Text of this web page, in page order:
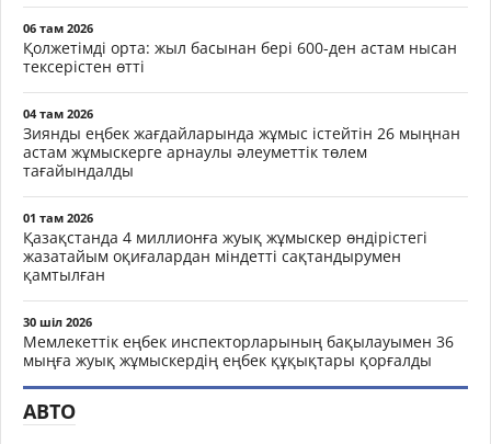
06 там 2026
Қолжетімді орта: жыл басынан бері 600-ден астам нысан
тексерістен өтті
04 там 2026
Зиянды еңбек жағдайларында жұмыс істейтін 26 мыңнан
астам жұмыскерге арнаулы әлеуметтік төлем
тағайындалды
01 там 2026
Қазақстанда 4 миллионға жуық жұмыскер өндірістегі
жазатайым оқиғалардан міндетті сақтандырумен
қамтылған
30 шіл 2026
Мемлекеттік еңбек инспекторларының бақылауымен 36
мыңға жуық жұмыскердің еңбек құқықтары қорғалды
АВТО